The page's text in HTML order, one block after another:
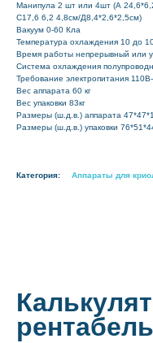
Манипула 2 шт или 4шт (А
С17,6 6,2 4,8см/Д8,4*2,6*2,5см)
Вакуум 0-60 Кла
Температура охлаждения 10 до
Время работы непрерывный или
Система охлаждения
Требование электропитания
Вес аппарата 60 кг
Вес упаковки 83кг
Размеры (ш.д.в.) аппарата
Размеры (ш.д.в.) упаковки
Категория: Аппараты для